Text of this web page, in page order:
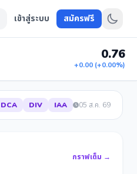
เข้าสู่ระบบ สมัครฟรี
0.76
+0.00 (+0.00%)
DCA DIV IAA 05 ส.ค. 69
กราฟเต็ม →